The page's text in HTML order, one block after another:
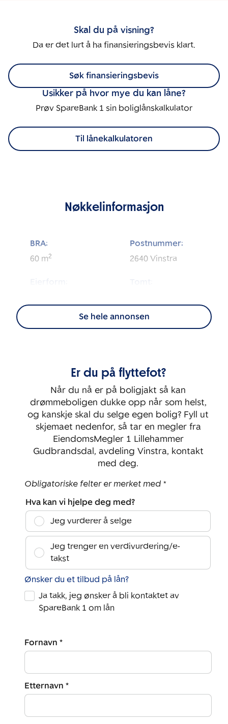
Skal du på visning?
Da er det lurt å ha finansieringsbevis klart.
Søk finansieringsbevis
Usikker på hvor mye du kan låne?
Prøv SpareBank 1 sin boliglånskalkulator
Til lånekalkulatoren
Nøkkelinformasjon
BRA:
60 m2
Postnummer:
2640 Vinstra
Byggeår:
3
Soverom:
2
Se hele annonsen
Er du på flyttefot?
Når du nå er på boligjakt så kan
drømmeboligen dukke opp når som helst,
og kanskje skal du selge egen bolig? Fyll ut
skjemaet nedenfor, så tar en megler fra
EiendomsMegler 1 Lillehammer
Gudbrandsdal, avdeling Vinstra, kontakt
med deg.
Obligatoriske felter er merket med *
Hva kan vi hjelpe deg med?
Jeg vurderer å selge
Jeg trenger en verdivurdering/e-
takst
Ønsker du et tilbud på lån?
Ja takk, jeg ønsker å bli kontaktet av
SpareBank 1 om lån
Fornavn *
Etternavn *